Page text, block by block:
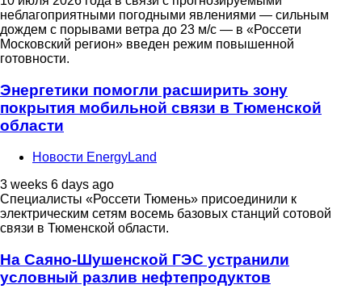
неблагоприятными погодными явлениями — сильным
дождем с порывами ветра до 23 м/с — в «Россети
Московский регион» введен режим повышенной
готовности.
Энергетики помогли расширить зону
покрытия мобильной связи в Тюменской
области
Новости EnergyLand
3 weeks 6 days ago
Специалисты «Россети Тюмень» присоединили к
электрическим сетям восемь базовых станций сотовой
связи в Тюменской области.
На Саяно-Шушенской ГЭС устранили
условный разлив нефтепродуктов